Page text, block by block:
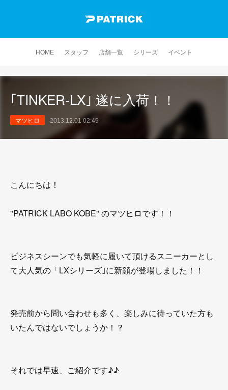
HOME スタッフ 店舗一覧 シリーズ イベント
｢TINKER-LX｣ 遂に入荷！！
マツヒロ 2013.12.01 02:49
こんにちは！
"PATRICK LABO KOBE" のマツヒロです！！
ビジネスシーンでも気軽に履いて頂けるスニーカーとし
て大人気の「LXシリーズ｣に新顔が登場しました！！
発売前から問い合わせも多く、楽しみに待っていた方も
いたんではないでしょうか！？
それでは早速、ご紹介です♪♪